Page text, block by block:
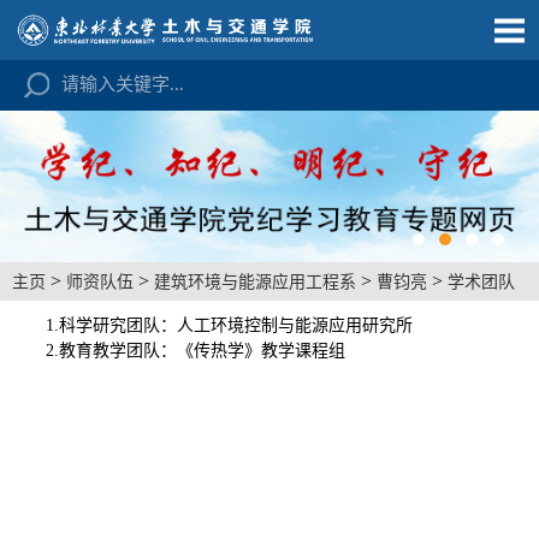
主页 > 师资队伍 > 建筑环境与能源应用工程系 > 曹钧亮 > 学术团队
1.科学研究团队：人工环境控制与能源应用研究所
2.教育教学团队：《传热学》教学课程组